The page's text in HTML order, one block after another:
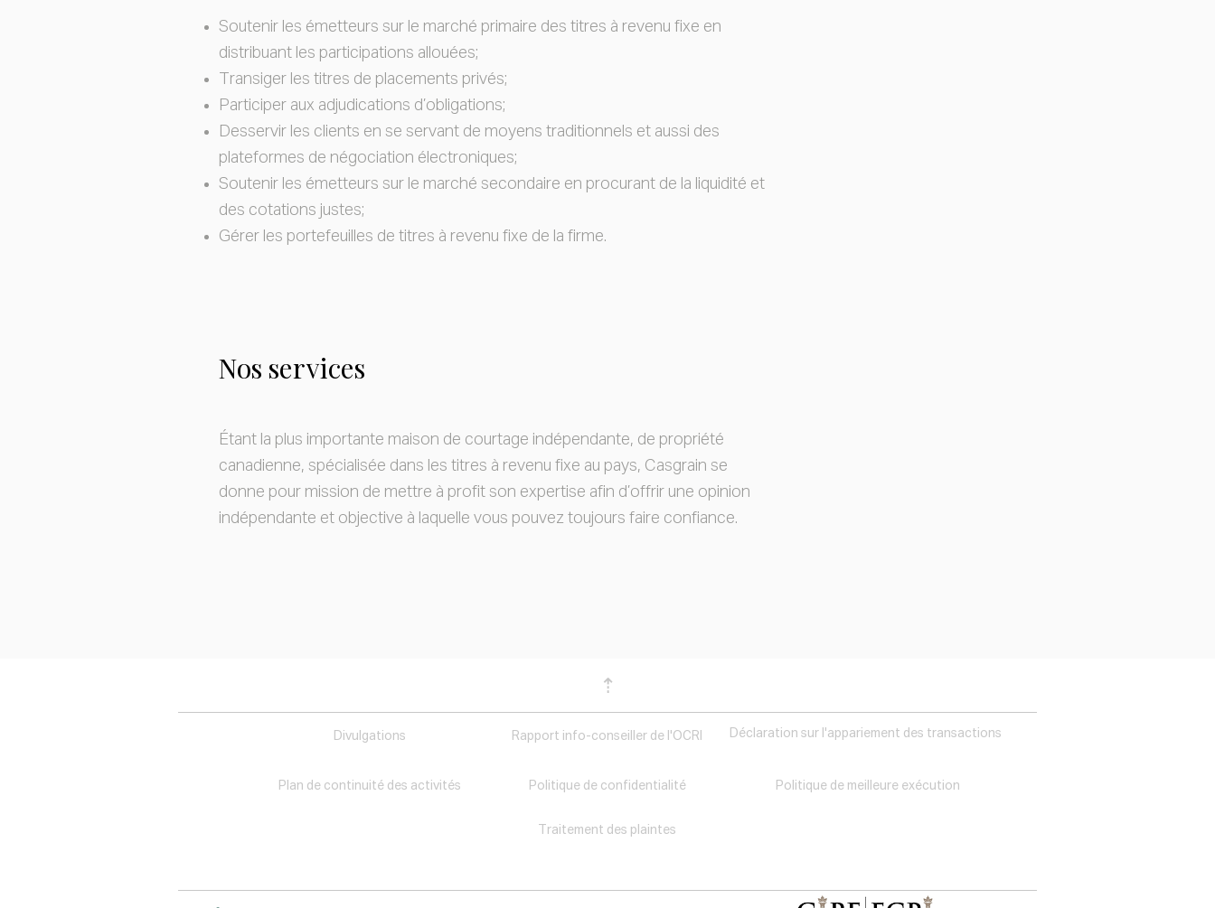
Soutenir les émetteurs sur le marché primaire des titres à revenu fixe en
distribuant les participations allouées;
Transiger les titres de placements privés;
Participer aux adjudications d’obligations;
Desservir les clients en se servant de moyens traditionnels et aussi des
plateformes de négociation électroniques;
Soutenir les émetteurs sur le marché secondaire en procurant de la liquidité et
des cotations justes;
Gérer les portefeuilles de titres à revenu fixe de la firme.
Nos services
Étant la plus importante maison de courtage indépendante, de propriété
canadienne, spécialisée dans les titres à revenu fixe au pays, Casgrain se
donne pour mission de mettre à profit son expertise afin d’offrir une opinion
indépendante et objective à laquelle vous pouvez toujours faire confiance.
⇡
Divulgations
Plan de continuité des activités
Rapport info-conseiller de l'OCRI
Politique de confidentialité
Déclaration sur l'appariement des transactions
Politique de meilleure exécution
Traitement des plaintes